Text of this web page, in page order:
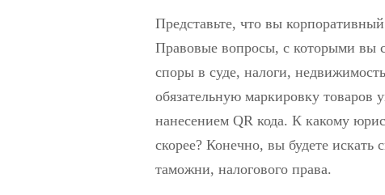
Представьте, что вы
Правовые вопросы, с которыми вы
споры в суде, налоги,
обязательную маркировку
нанесением QR кода. К какому
скорее? Конечно, вы будете искать
таможни, налогового права.